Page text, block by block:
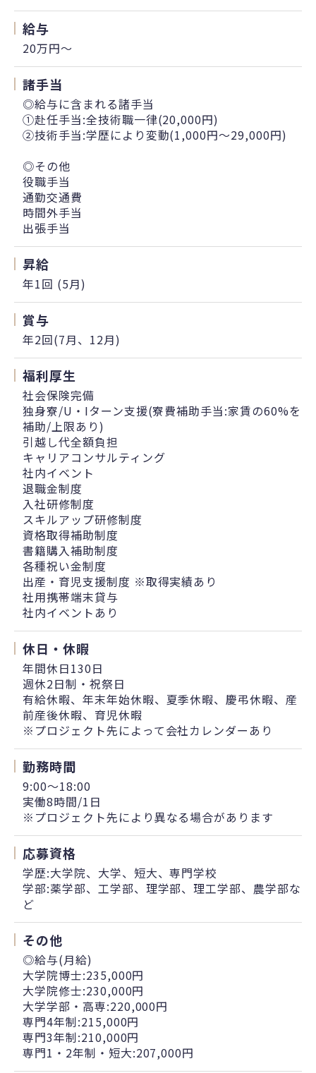
給与
20万円〜
諸手当
◎給与に含まれる諸手当
①赴任手当:全技術職一律(20,000円)
②技術手当:学歴により変動(1,000円～29,000円)
◎その他
役職手当
通勤交通費
時間外手当
出張手当
昇給
年1回 (5月)
賞与
年2回(7月、12月)
福利厚生
社会保険完備
独身寮/U・Iターン支援(寮費補助手当:家賃の60%を
補助/上限あり)
引越し代全額負担
キャリアコンサルティング
社内イベント
退職金制度
入社研修制度
スキルアップ研修制度
資格取得補助制度
書籍購入補助制度
各種祝い金制度
出産・育児支援制度 ※取得実績あり
社用携帯端末貸与
社内イベントあり
休日・休暇
年間休日130日
週休2日制・祝祭日
有給休暇、年末年始休暇、夏季休暇、慶弔休暇、産
前産後休暇、育児休暇
※プロジェクト先によって会社カレンダーあり
勤務時間
9:00～18:00
実働8時間/1日
※プロジェクト先により異なる場合があります
応募資格
学歴:大学院、大学、短大、専門学校
学部:薬学部、工学部、理学部、理工学部、農学部な
ど
その他
◎給与(月給)
大学院博士:235,000円
大学院修士:230,000円
大学学部・高専:220,000円
専門4年制:215,000円
専門3年制:210,000円
専門1・2年制・短大:207,000円